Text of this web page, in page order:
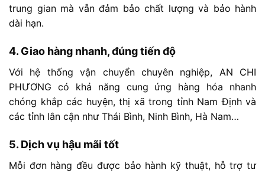
trung gian mà vẫn đảm bảo chất lượng và bảo hành
dài hạn.
4. Giao hàng nhanh,đúngtiếnđộ
Với hệ thốngvận chuyển chuyên nghiệp, AN CHI
PHƯƠNG có khả năng cung ứng hàng hóa nhanh
chóng khắp các huyện, thị xã trong tỉnh NamĐịnh và
các tỉnh lân cận như Thái Bình, Ninh Bình, Hà Nam…
5. Dịchvụ hậu mãi tốt
Mỗi đơn hàngđều được bảo hành kỹ thuật, hỗtrợtư